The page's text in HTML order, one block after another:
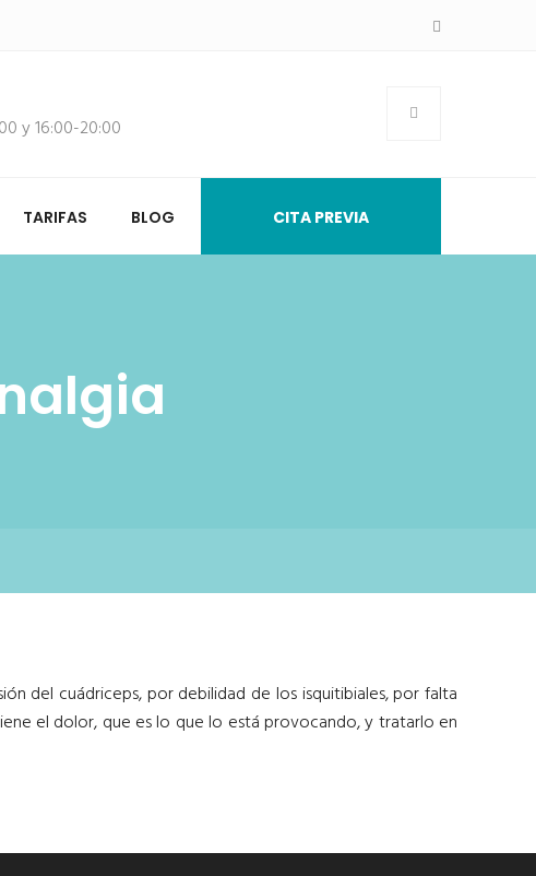
y 16:00-20:00
TARIFAS BLOG CITA PREVIA
del cuádriceps, por debilidad de los isquitibiales, por falta
el dolor, que es lo que lo está provocando, y tratarlo en